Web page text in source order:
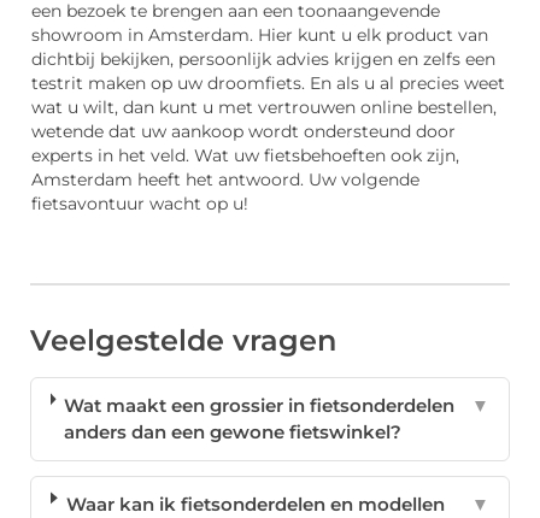
een bezoek te brengen aan een toonaangevende
showroom in Amsterdam. Hier kunt u elk product van
dichtbij bekijken, persoonlijk advies krijgen en zelfs een
testrit maken op uw droomfiets. En als u al precies weet
wat u wilt, dan kunt u met vertrouwen online bestellen,
wetende dat uw aankoop wordt ondersteund door
experts in het veld. Wat uw fietsbehoeften ook zijn,
Amsterdam heeft het antwoord. Uw volgende
fietsavontuur wacht op u!
Veelgestelde vragen
Wat maakt een grossier in fietsonderdelen
anders dan een gewone fietswinkel?
▼
Waar kan ik fietsonderdelen en modellen
▼